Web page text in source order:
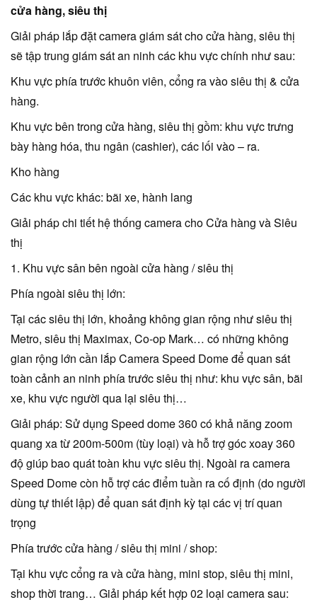
cửa hàng, siêu thị
Giải pháp lắp đặt camera giám sát cho cửa hàng, siêu thị
sẽ tập trung giám sát an ninh các khu vực chính như sau:
Khu vực phía trước khuôn viên, cổng ra vào siêu thị & cửa
hàng.
Khu vực bên trong cửa hàng, siêu thị gồm: khu vực trưng
bày hàng hóa, thu ngân (cashier), các lối vào – ra.
Kho hàng
Các khu vực khác: bãi xe, hành lang
Giải pháp chi tiết hệ thống camera cho Cửa hàng và Siêu
thị
1. Khu vực sân bên ngoài cửa hàng / siêu thị
Phía ngoài siêu thị lớn:
Tại các siêu thị lớn, khoảng không gian rộng như siêu thị
Metro, siêu thị Maximax, Co-op Mark… có những không
gian rộng lớn cần lắp Camera Speed Dome để quan sát
toàn cảnh an ninh phía trước siêu thị như: khu vực sân, bãi
xe, khu vực người qua lại siêu thị…
Giải pháp: Sử dụng Speed dome 360 có khả năng zoom
quang xa từ 200m-500m (tùy loại) và hỗ trợ góc xoay 360
độ giúp bao quát toàn khu vực siêu thị. Ngoài ra camera
Speed Dome còn hỗ trợ các điểm tuần ra cố định (do người
dùng tự thiết lập) để quan sát định kỳ tại các vị trí quan
trọng
Phía trước cửa hàng / siêu thị mini / shop:
Tại khu vực cổng ra và cửa hàng, mini stop, siêu thị mini,
shop thời trang… Giải pháp kết hợp 02 loại camera sau: